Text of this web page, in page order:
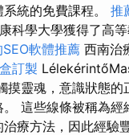
統的免費課程。 推
科學大學獲得了高
軟體推薦 西南治
訂製
摸靈魂，意識狀態
這些線條被稱為
療方法，因此經驗